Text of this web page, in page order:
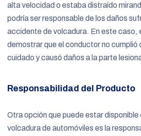
alta velocidad o estaba distraído
podría ser responsable de los daños
accidente de volcadura. En este caso,
demostrar que el conductor no cumplió
cuidado y causó daños a la parte
Responsabilidad del Producto
Otra opción que puede estar disponible
volcadura de automóviles es la